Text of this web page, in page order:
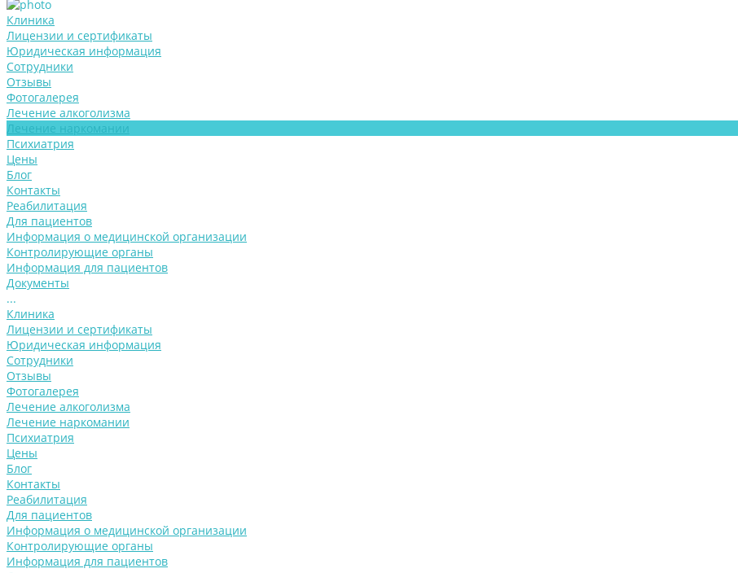
Клиника
Лицензии и сертификаты
Юридическая информация
Сотрудники
Отзывы
Фотогалерея
Лечение алкоголизма
Лечение наркомании
Психиатрия
Цены
Блог
Контакты
Реабилитация
Для пациентов
Информация о медицинской организации
Контролирующие органы
Информация для пациентов
Документы
...
Клиника
Лицензии и сертификаты
Юридическая информация
Сотрудники
Отзывы
Фотогалерея
Лечение алкоголизма
Лечение наркомании
Психиатрия
Цены
Блог
Контакты
Реабилитация
Для пациентов
Информация о медицинской организации
Контролирующие органы
Информация для пациентов